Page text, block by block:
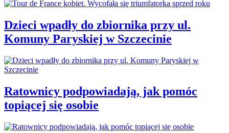
Dzieci wpadły do zbiornika przy ul.
Komuny Paryskiej w Szczecinie
Ratownicy podpowiadają, jak pomóc
topiącej się osobie